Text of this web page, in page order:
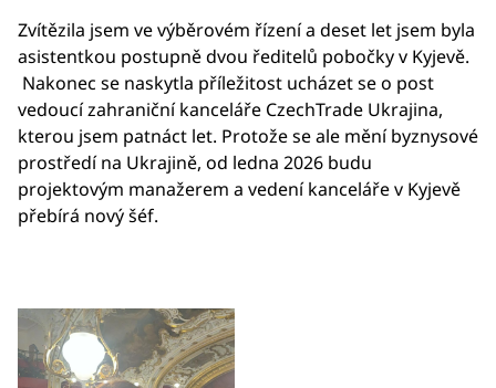
Zvítězila jsem ve výběrovém řízení a deset let jsem byla
asistentkou postupně dvou ředitelů pobočky v Kyjevě.
Nakonec se naskytla příležitost ucházet se o post
vedoucí zahraniční kanceláře CzechTrade Ukrajina,
kterou jsem patnáct let. Protože se ale mění byznysové
prostředí na Ukrajině, od ledna 2026 budu
projektovým manažerem a vedení kanceláře v Kyjevě
přebírá nový šéf.